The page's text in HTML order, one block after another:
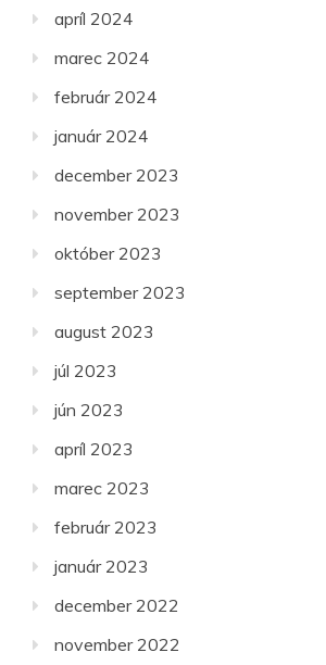
apríl 2024
marec 2024
február 2024
január 2024
december 2023
november 2023
október 2023
september 2023
august 2023
júl 2023
jún 2023
apríl 2023
marec 2023
február 2023
január 2023
december 2022
november 2022